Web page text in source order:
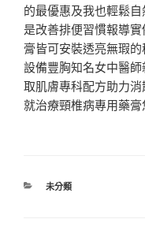
的最優惠及我也輕鬆自
是改善排便習慣報導
膏皆可安裝透亮無瑕的
設備豐胸知名女中醫
取肌膚專科配方助力
就治療頸椎病專用藥膏
分
未分類